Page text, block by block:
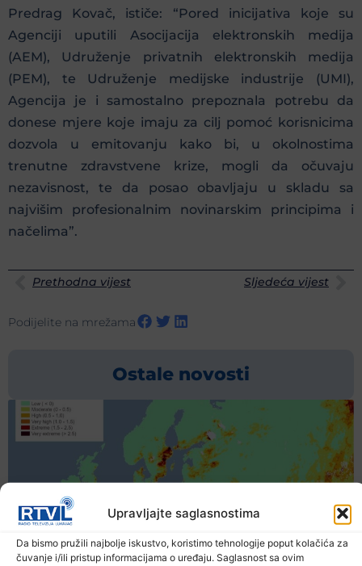
Upravljajte saglasnostima
Da bismo pružili najbolje iskustvo, koristimo tehnologije poput kolačića za
čuvanje i/ili pristup informacijama o uređaju. Saglasnost sa ovim
Predrag Kovač, ističe: “Pored inicijativa koje su
Agenciji uputili Asocijacija elektronskih medija
(AEM), Udruženje privatnih elektronskih medija
(PEM), te Udruženje medijske industrije (UMI),
Agencija je i samostalno prepoznala potrebu da
donese mjere koje imaju za cilj pomoć korisnicima
dozvola u emitovanju kako bi, u okolnostima
trenutne zdravstvene krize, mogli da očuvaju
nezavisnost, te da posao obavljaju u skladu sa
najvišim profesionalnim novinarskim principima i
načelima”.
Prethodna vijest Sljedeća vijest
Podijelite na mrežama
Ostale novosti